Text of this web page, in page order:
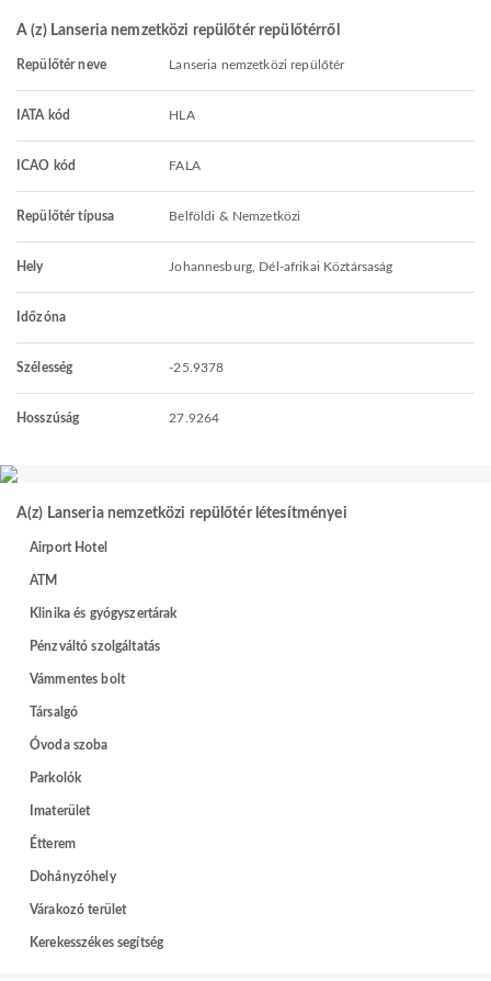
A (z) Lanseria nemzetközi repülőtér repülőtérről
Repülőtér neve Lanseria nemzetközi repülőtér
IATA kód HLA
ICAO kód FALA
Repülőtér típusa Belföldi & Nemzetközi
Hely Johannesburg, Dél-afrikai Köztársaság
Időzóna
Szélesség -25.9378
Hosszúság 27.9264
A(z) Lanseria nemzetközi repülőtér létesítményei
Airport Hotel
ATM
Klinika és gyógyszertárak
Pénzváltó szolgáltatás
Vámmentes bolt
Társalgó
Óvoda szoba
Parkolók
Imaterület
Étterem
Dohányzóhely
Várakozó terület
Kerekesszékes segítség